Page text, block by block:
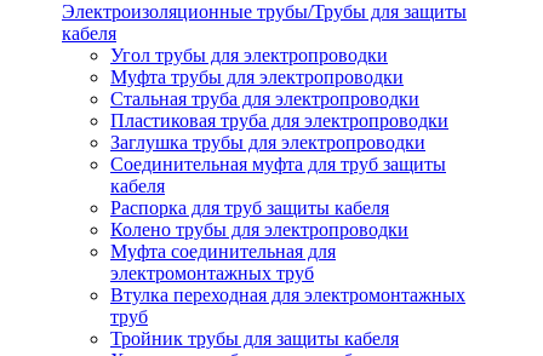
Электроизоляционные трубы/Трубы для защиты
кабеля
Угол трубы для электропроводки
Муфта трубы для электропроводки
Стальная труба для электропроводки
Пластиковая труба для электропроводки
Заглушка трубы для электропроводки
Соединительная муфта для труб защиты
кабеля
Распорка для труб защиты кабеля
Колено трубы для электропроводки
Муфта соединительная для
электромонтажных труб
Втулка переходная для электромонтажных
труб
Тройник трубы для защиты кабеля